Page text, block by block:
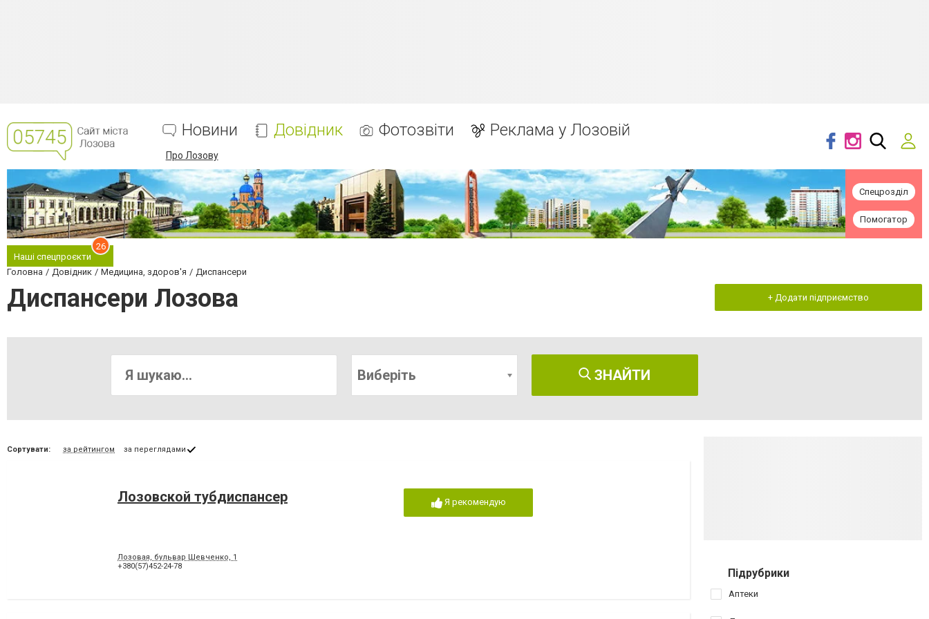
Новини Довідник Фотозвіти Реклама у Лозовій
Про Лозову
Спецрозділ
Помогатор
Наші спецпроєкти
26
Головна Довідник Медицина, здоров'я Диспансери
Диспансери Лозова + Додати підприємство
Виберіть ЗНАЙТИ
Сортувати: за рейтингом за переглядами
Лозовской тубдиспансер
Лозовая, бульвар Шевченко, 1
+380(57)452-24-78
Я рекомендую
Підрубрики
Аптеки